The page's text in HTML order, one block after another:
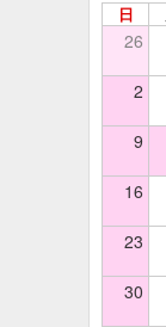
日
26
2
9
16
23
30